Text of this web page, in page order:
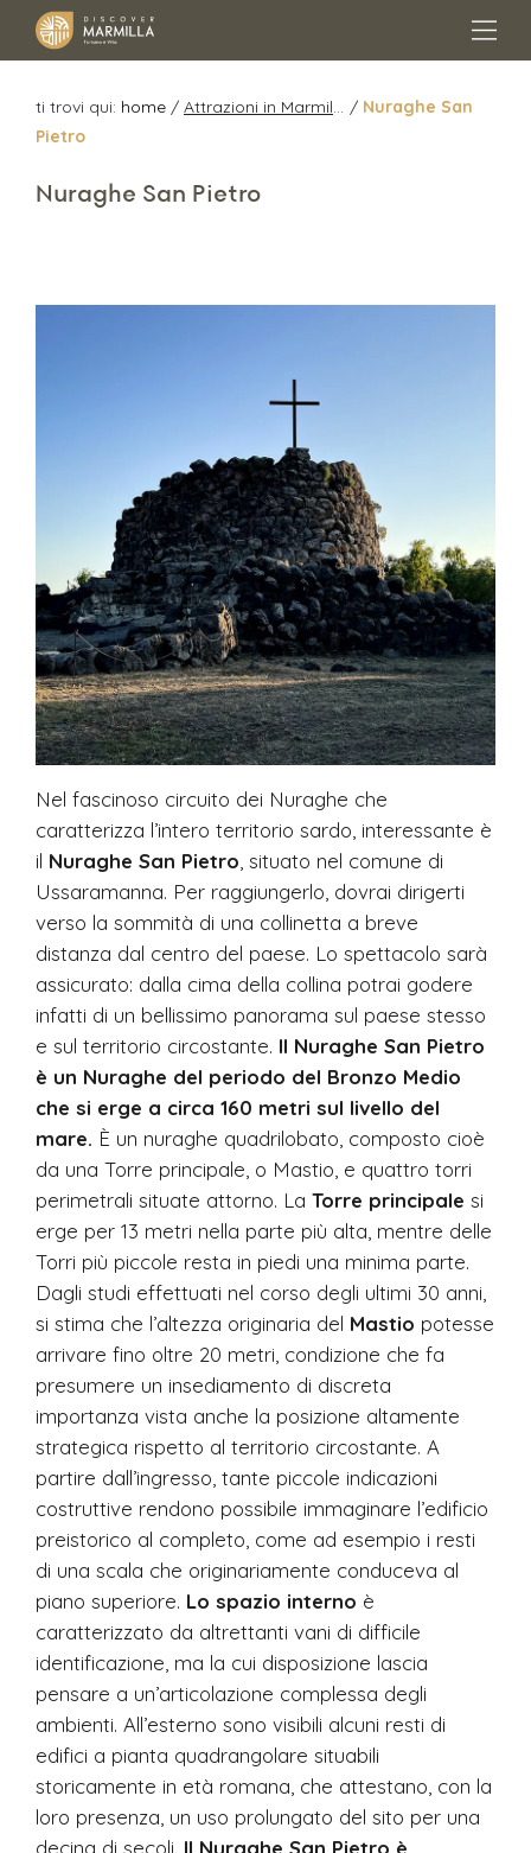
ti trovi qui: home / / Nuraghe San
Pietro
Nuraghe San Pietro
Nel fascinoso circuito dei Nuraghe che
caratterizza l’intero territorio sardo, interessante è
il Nuraghe San Pietro , situato nel comune di
Ussaramanna. Per raggiungerlo, dovrai dirigerti
verso la sommità di una collinetta a breve
distanza dal centro del paese. Lo spettacolo sarà
assicurato: dalla cima della collina potrai godere
infatti di un bellissimo panorama sul paese stesso
e sul territorio circostante. Il Nuraghe San Pietro
è un Nuraghe del periodo del Bronzo Medio
che si erge a circa 160 metri sul livello del
mare. È un nuraghe quadrilobato, composto cioè
da una Torre principale, o Mastio, e quattro torri
perimetrali situate attorno. La Torre principale si
erge per 13 metri nella parte più alta, mentre delle
Torri più piccole resta in piedi una minima parte.
Dagli studi effettuati nel corso degli ultimi 30 anni,
si stima che l’altezza originaria del Mastio potesse
arrivare fino oltre 20 metri, condizione che fa
presumere un insediamento di discreta
importanza vista anche la posizione altamente
strategica rispetto al territorio circostante. A
partire dall’ingresso, tante piccole indicazioni
costruttive rendono possibile immaginare l’edificio
preistorico al completo, come ad esempio i resti
di una scala che originariamente conduceva al
piano superiore. Lo spazio interno è
caratterizzato da altrettanti vani di difficile
identificazione, ma la cui disposizione lascia
pensare a un’articolazione complessa degli
ambienti. All’esterno sono visibili alcuni resti di
edifici a pianta quadrangolare situabili
storicamente in età romana, che attestano, con la
loro presenza, un uso prolungato del sito per una
decina di secoli. Il Nuraghe San Pietro è